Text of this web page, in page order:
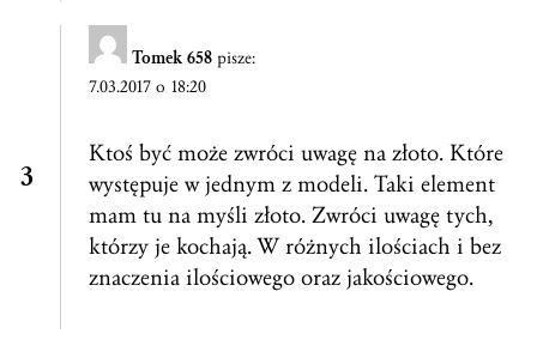
Tomek 658 pisze:
7.03.2017 o 18:20
Ktoś być może zwróci uwagę na złoto. Które
występuje w jednym z modeli. Taki element
mam tu na myśli złoto. Zwróci uwagę tych,
którzy je kochają. W różnych ilościach i bez
znaczenia ilościowego oraz jakościowego.